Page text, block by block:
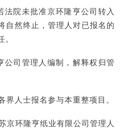
未批准京环隆亨公司转入
自然终止，管理人对已报名的
管理人编制，解释权归管
士报名参与本重整项目。
京环隆亨纸业有限公司管理人